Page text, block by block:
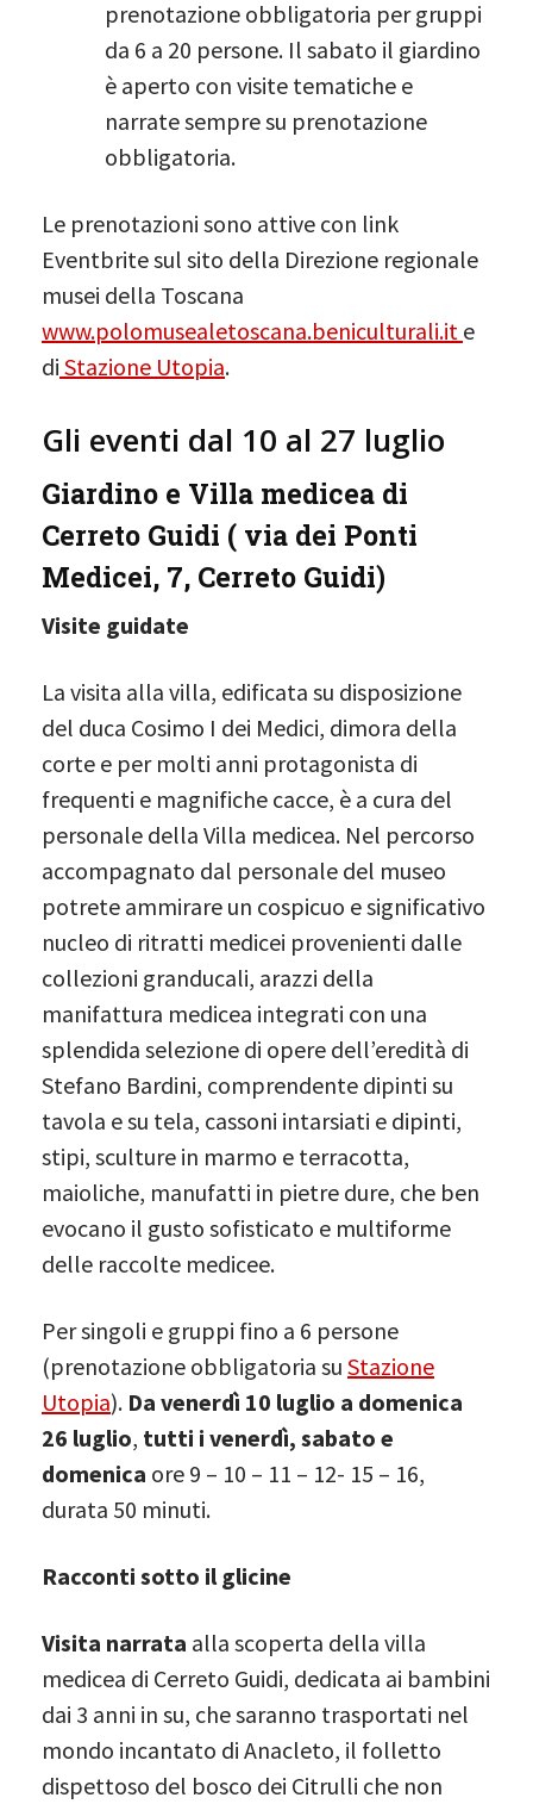
prenotazione obbligatoria per gruppi
da 6 a 20 persone. Il sabato il giardino
è aperto con visite tematiche e
narrate sempre su prenotazione
obbligatoria.
Le prenotazioni sono attive con link
Eventbrite sul sito della Direzione regionale
musei della Toscana
www.polomusealetoscana.beniculturali.it e
di Stazione Utopia.
Gli eventi dal 10 al 27 luglio
Giardino e Villa medicea di
Cerreto Guidi ( via dei Ponti
Medicei, 7, Cerreto Guidi)
Visite guidate
La visita alla villa, edificata su disposizione
del duca Cosimo I dei Medici, dimora della
corte e per molti anni protagonista di
frequenti e magnifiche cacce, è a cura del
personale della Villa medicea. Nel percorso
accompagnato dal personale del museo
potrete ammirare un cospicuo e significativo
nucleo di ritratti medicei provenienti dalle
collezioni granducali, arazzi della
manifattura medicea integrati con una
splendida selezione di opere dell’eredità di
Stefano Bardini, comprendente dipinti su
tavola e su tela, cassoni intarsiati e dipinti,
stipi, sculture in marmo e terracotta,
maioliche, manufatti in pietre dure, che ben
evocano il gusto sofisticato e multiforme
delle raccolte medicee.
Per singoli e gruppi fino a 6 persone
(prenotazione obbligatoria su Stazione
Utopia). Da venerdì 10 luglio a domenica
26 luglio, tutti i venerdì, sabato e
domenica ore 9 – 10 – 11 – 12- 15 – 16,
durata 50 minuti.
Racconti sotto il glicine
Visita narrata alla scoperta della villa
medicea di Cerreto Guidi, dedicata ai bambini
dai 3 anni in su, che saranno trasportati nel
mondo incantato di Anacleto, il folletto
dispettoso del bosco dei Citrulli che non